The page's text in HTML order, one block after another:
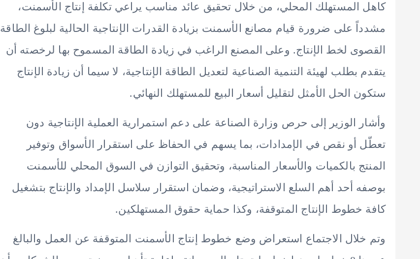
كاهل المستهلك المحلي، من خلال تحقيق عائد مناسب يراعي تكلفة إنتاج الأسمنت،
مشدداً على ضرورة قيام مصانع الأسمنت بزيادة القدرات الإنتاجية الحالية لبلوغ الطاقة
القصوى لخط الإنتاج. وعلى المصنع الراغب في زيادة الطاقة المسموح بها لرخصته أن
يتقدم بطلب لهيئة التنمية الصناعية لتعديل الطاقة الإنتاجية، لا سيما أن زيادة الإنتاج
ستكون الحل الأمثل لتقليل أسعار البيع للمستهلك النهائي.
وأشار الوزير إلى حرص وزارة الصناعة على دعم استمرارية العملية الإنتاجية دون
تعطّل أو نقص في الإمدادات، بما يسهم في الحفاظ على استقرار الأسواق وتوفير
المنتج بالكميات والأسعار المناسبة، وتحقيق التوازن في السوق المحلي للأسمنت
بوصفه أحد أهم السلع الاستراتيجية، وضمان استقرار سلاسل الإمداد والإنتاج بتشغيل
كافة خطوط الإنتاج المتوقفة، وكذا حماية حقوق المستهلكين.
وتم خلال الاجتماع استعراض وضع خطوط إنتاج الأسمنت المتوقفة عن العمل والبالغ